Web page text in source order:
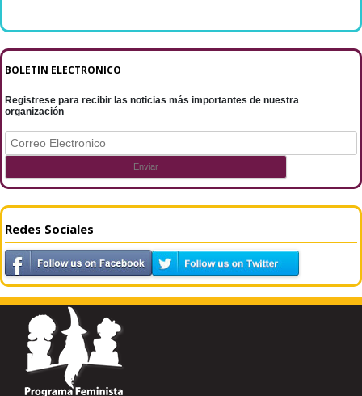
BOLETIN ELECTRONICO
Registrese para recibir las noticias más importantes de nuestra
organización
Redes Sociales